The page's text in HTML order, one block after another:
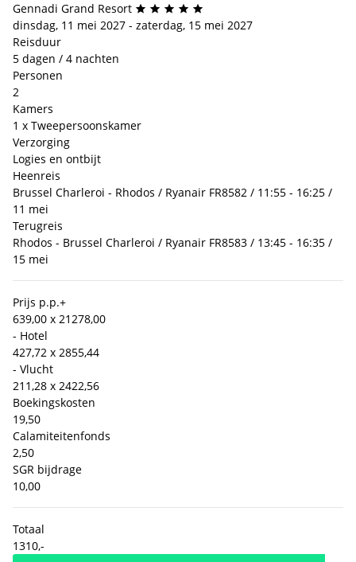
Gennadi Grand Resort
dinsdag, 11 mei 2027 - zaterdag, 15 mei 2027
Reisduur
5 dagen / 4 nachten
Personen
2
Kamers
1 x Tweepersoonskamer
Verzorging
Logies en ontbijt
Heenreis
Brussel Charleroi - Rhodos / Ryanair FR8582 / 11:55 - 16:25 /
11 mei
Terugreis
Rhodos - Brussel Charleroi / Ryanair FR8583 / 13:45 - 16:35 /
15 mei
Prijs p.p.+
639,00 x 21278,00
- Hotel
427,72 x 2855,44
- Vlucht
211,28 x 2422,56
Boekingskosten
19,50
Calamiteitenfonds
2,50
SGR bijdrage
10,00
Totaal
1310,-